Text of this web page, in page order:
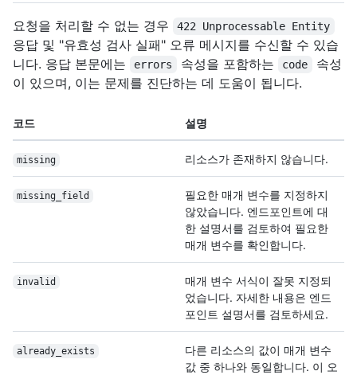
요청을 처리할 수 없는 경우 422 Unprocessable Entity
응답 및 "유효성 검사 실패" 오류 메시지를 수신할 수 있습
니다. 응답 본문에는
errors 속성을 포함하는 code
속성
이 있으며, 이는 문제를 진단하는 데 도움이 됩니다.
코드 설명
missing 리소스가 존재하지 않습니다.
missing_field
필요한 매개 변수를 지정하지
않았습니다. 엔드포인트에 대
한 설명서를 검토하여 필요한
매개 변수를 확인합니다.
invalid
매개 변수 서식이 잘못 지정되
었습니다. 자세한 내용은 엔드
포인트 설명서를 검토하세요.
already_exists
다른 리소스의 값이 매개 변수
값 중 하나와 동일합니다. 이 오